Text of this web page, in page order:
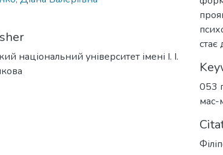
національний університет імені І. І.
стає
053
мас-